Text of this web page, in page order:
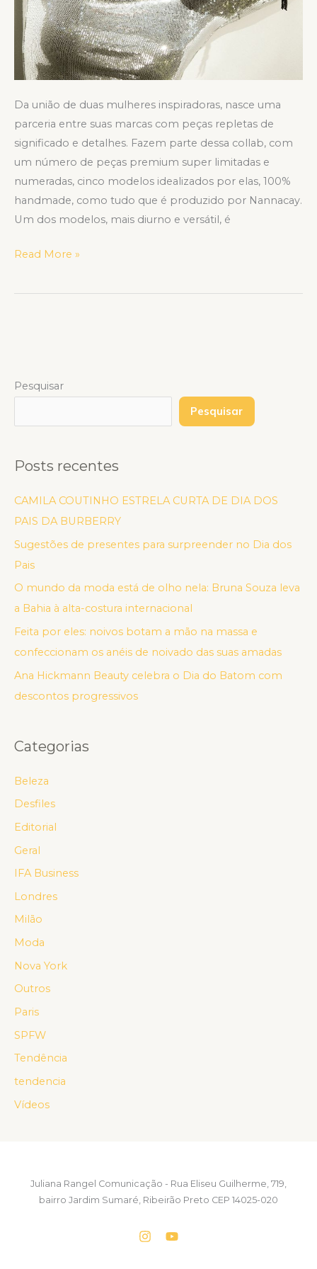
Da união de duas mulheres inspiradoras, nasce uma
parceria entre suas marcas com peças repletas de
significado e detalhes. Fazem parte dessa collab, com
um número de peças premium super limitadas e
numeradas, cinco modelos idealizados por elas, 100%
handmade, como tudo que é produzido por Nannacay.
Um dos modelos, mais diurno e versátil, é
Read More »
Pesquisar
Pesquisar
Posts recentes
CAMILA COUTINHO ESTRELA CURTA DE DIA DOS
PAIS DA BURBERRY
Sugestões de presentes para surpreender no Dia dos
Pais
O mundo da moda está de olho nela: Bruna Souza leva
a Bahia à alta-costura internacional
Feita por eles: noivos botam a mão na massa e
confeccionam os anéis de noivado das suas amadas
Ana Hickmann Beauty celebra o Dia do Batom com
descontos progressivos
Categorias
Beleza
Desfiles
Editorial
Geral
IFA Business
Londres
Milão
Moda
Nova York
Outros
Paris
SPFW
Tendência
tendencia
Vídeos
Juliana Rangel Comunicação - Rua Eliseu Guilherme, 719,
bairro Jardim Sumaré, Ribeirão Preto CEP 14025-020